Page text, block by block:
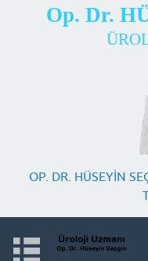
Op. Dr.
OP. DR. HÜSEYİN